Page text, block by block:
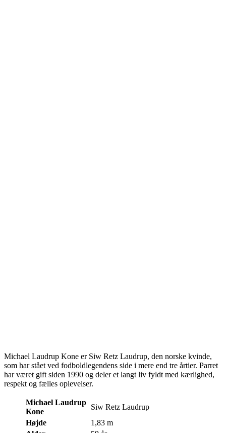
Michael Laudrup Kone er Siw Retz Laudrup, den norske kvinde,
som har stået ved fodboldlegendens side i mere end tre årtier. Parret
har været gift siden 1990 og deler et langt liv fyldt med kærlighed,
respekt og fælles oplevelser.
Michael Laudrup
Kone
Siw Retz Laudrup
Højde
1,83 m